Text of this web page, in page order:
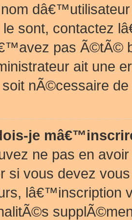
sont, contactez
pas Ã©tÃ©
ait une
nÃ©cessaire de
je
ne pas en
si vous devez
lâ€™inscription